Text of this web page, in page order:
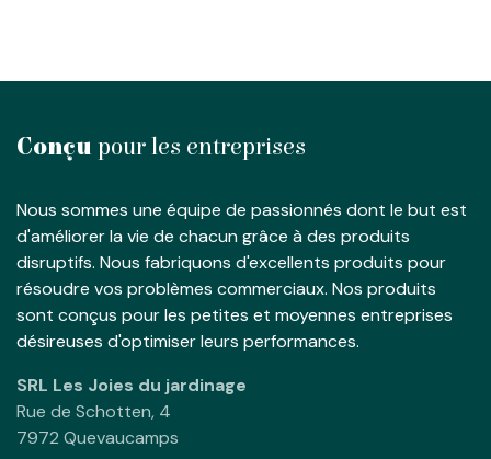
Conçu pour les entreprises
Nous sommes une équipe de passionnés dont le but est
d'améliorer la vie de chacun grâce à des produits
disruptifs. Nous fabriquons d'excellents produits pour
résoudre vos problèmes commerciaux. Nos produits
sont conçus pour les petites et moyennes entreprises
désireuses d'optimiser leurs performances.
SRL Les Joies du jardinage
Rue de Schotten, 4
7972 Quevaucamps